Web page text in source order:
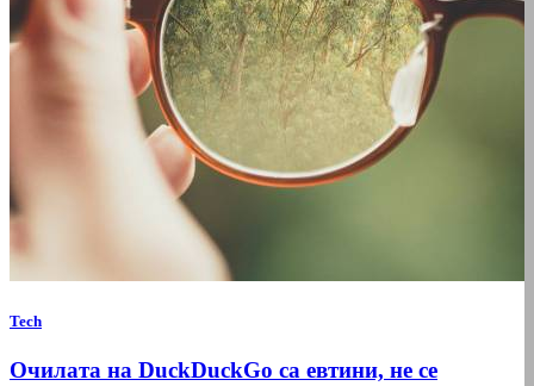
Tech
Очилата на DuckDuckGo са евтини, не се